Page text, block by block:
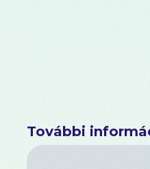
További